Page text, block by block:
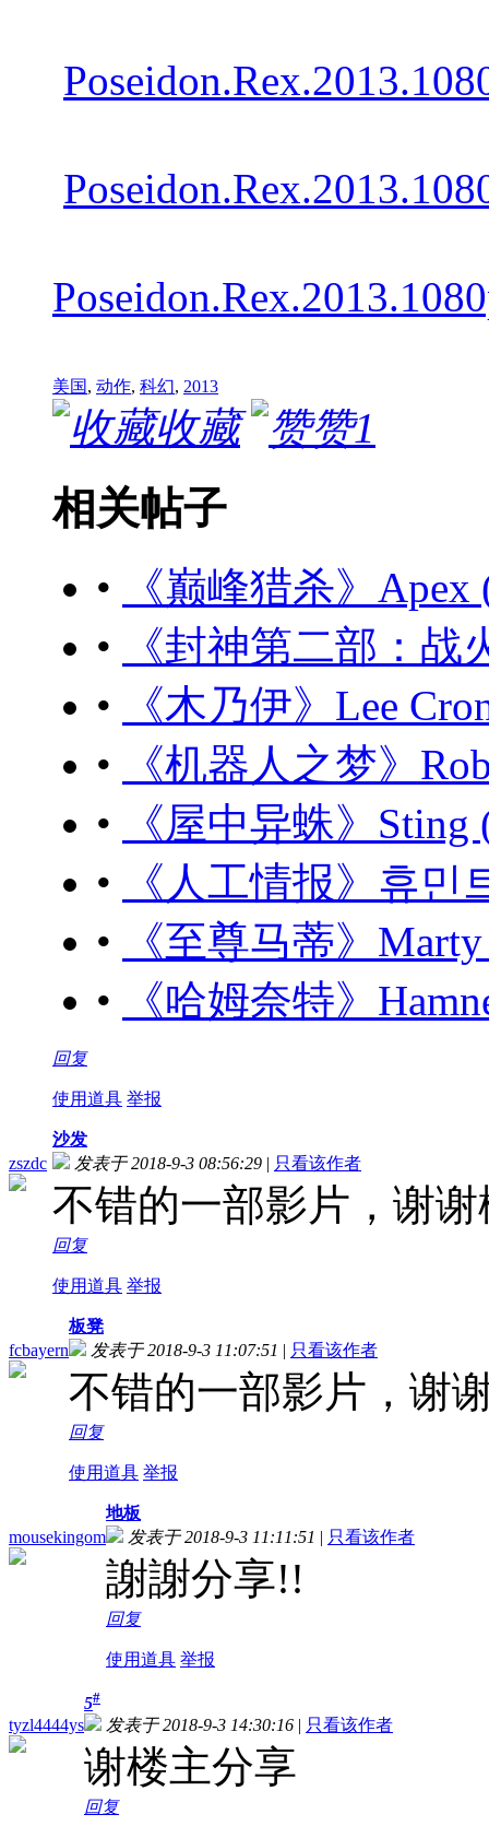
美国, 动作, 科幻, 2013
收藏 赞1
相关帖子
•
《巅峰猎杀》
•
《封神第二部：
•
《木乃伊》Lee
•
《机器人之梦》
•
《屋中异蛛》
•
《人工情报》휴민
•
《至尊马蒂》
•
《哈姆奈特》
回复
使用道具 举报
zszdc
沙发
发表于 2018-9-3 08:56:29 | 只看该作者
不错的一部影片，谢
回复
使用道具 举报
fcbayern
板凳
发表于 2018-9-3 11:07:51 | 只看该作者
不错的一部影片，谢
回复
使用道具 举报
mousekingom
地板
发表于 2018-9-3 11:11:51 | 只看该作者
謝謝分享!!
回复
使用道具 举报
tyzl4444ys
5#
发表于 2018-9-3 14:30:16 | 只看该作者
谢楼主分享
回复